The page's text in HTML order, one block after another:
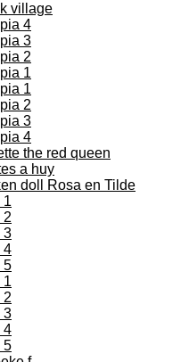
village
4
3
2
1
1
2
3
4
the red queen
a huy
doll Rosa en Tilde
1
2
3
4
5
1
2
3
4
5